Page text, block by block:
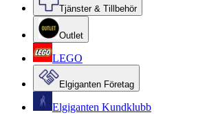
Tjänster & Tillbehör
Outlet
LEGO
Elgiganten Företag
Elgiganten Kundklubb